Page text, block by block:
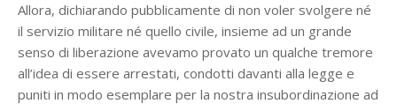
Allora, dichiarando pubblicamente di non voler svolgere né
il servizio militare né quello civile, insieme ad un grande
senso di liberazione avevamo provato un qualche tremore
all’idea di essere arrestati, condotti davanti alla legge e
puniti in modo esemplare per la nostra insubordinazione ad